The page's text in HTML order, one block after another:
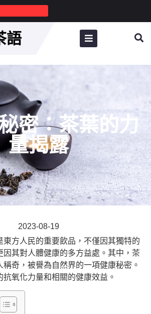
語
密：茶葉的力
量揭露
2023-08-19
東方人民的重要飲品，不僅因其獨特的
因其對人體健康的多方益處。其中，茶
奇，被譽為自然界的一項健康秘密。
氧化力量和相關的健康效益。